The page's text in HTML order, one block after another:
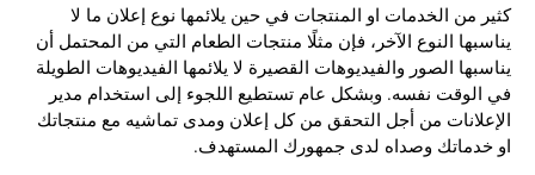
كثير من الخدمات او المنتجات في حين يلائمها نوع إعلان ما لا
يناسبها النوع الآخر، فإن مثلًا منتجات الطعام التي من المحتمل أن
يناسبها الصور والفيديوهات القصيرة لا يلائمها الفيديوهات الطويلة
في الوقت نفسه. وبشكل عام تستطيع اللجوء إلى استخدام مدير
الإعلانات من أجل التحقق من كل إعلان ومدى تماشيه مع منتجاتك
او خدماتك وصداه لدى جمهورك المستهدف.